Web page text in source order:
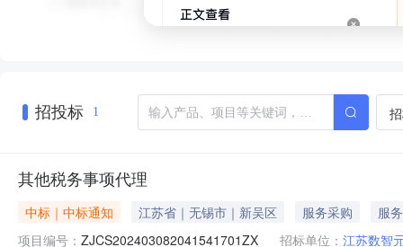
招投标 1
其他税务事项代理
中标｜中标通知 江苏省｜无锡市｜新吴区 服务采购
服务
项目编号： ZJCS202403082041541701ZX 招标单位： 江苏数智